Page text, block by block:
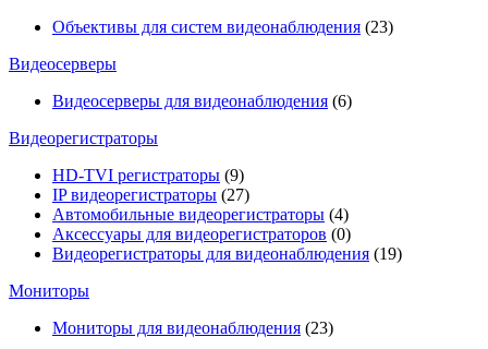
Объективы для систем видеонаблюдения (23)
Видеосерверы
Видеосерверы для видеонаблюдения (6)
Видеорегистраторы
HD-TVI регистраторы (9)
IP видеорегистраторы (27)
Автомобильные видеорегистраторы (4)
Аксессуары для видеорегистраторов (0)
Видеорегистраторы для видеонаблюдения (19)
Мониторы
Мониторы для видеонаблюдения (23)